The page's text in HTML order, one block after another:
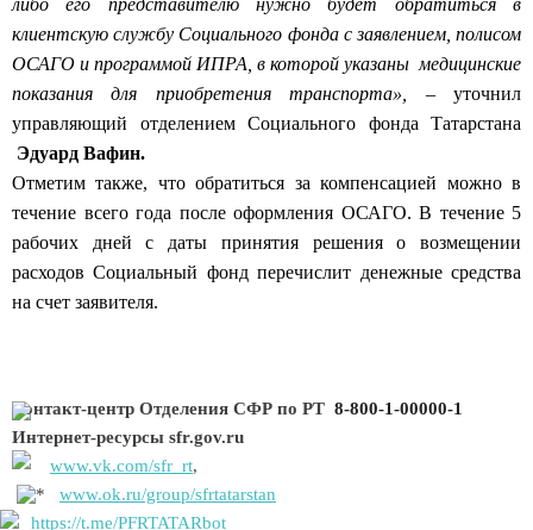
клиентскую службу Социального фонда с заявлением, полисом
ОСАГО и программой ИПРА, в которой указаны медицинские
показания для приобретения транспорта», –уточнил
управляющий отделением Социального фонда Татарстана
Эдуард Вафин.
Отметим также, что обратиться за компенсацией можно в
течение всего года после оформления ОСАГО. В течение 5
рабочих дней с даты принятия решения о возмещении
расходов Социальный фонд перечислит денежные средства
на счет заявителя.
Интернет-ресурсыsfr.gov.ru
www.vk.com/sfr_rt,
www.ok.ru/group/sfrtatarstan
https://t.me/PFRTATARbot